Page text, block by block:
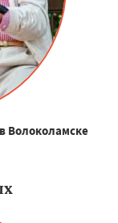
Волоколамске